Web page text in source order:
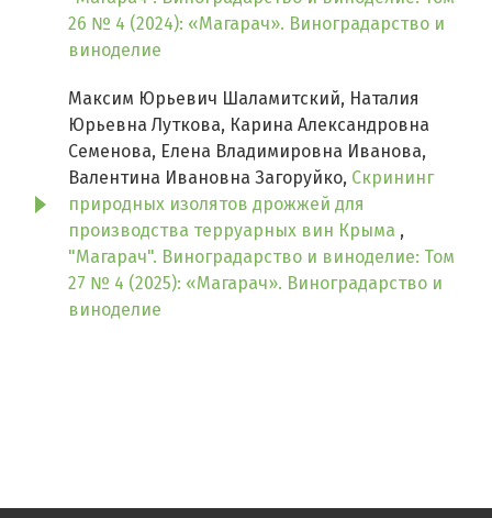
26 № 4 (2024): «Магарач». Виноградарство и
виноделие
Максим Юрьевич Шаламитский, Наталия
Юрьевна Луткова, Карина Александровна
Семенова, Елена Владимировна Иванова,
Валентина Ивановна Загоруйко, Скрининг
природных изолятов дрожжей для
производства терруарных вин Крыма ,
"Магарач". Виноградарство и виноделие: Том
27 № 4 (2025): «Магарач». Виноградарство и
виноделие